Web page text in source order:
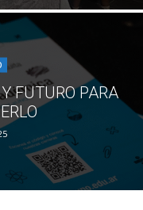
FUTURO PARA